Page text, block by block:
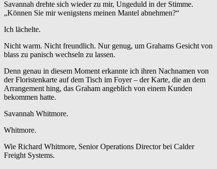
Savannah drehte sich wieder zu mir, Ungeduld in der Stimme.
„Können Sie mir wenigstens meinen Mantel abnehmen?“
Ich lächelte.
Nicht warm. Nicht freundlich. Nur genug, um Grahams Gesicht von
blass zu panisch wechseln zu lassen.
Denn genau in diesem Moment erkannte ich ihren Nachnamen von
der Floristenkarte auf dem Tisch im Foyer – der Karte, die an dem
Arrangement hing, das Graham angeblich von einem Kunden
bekommen hatte.
Savannah Whitmore.
Whitmore.
Wie Richard Whitmore, Senior Operations Director bei Calder
Freight Systems.